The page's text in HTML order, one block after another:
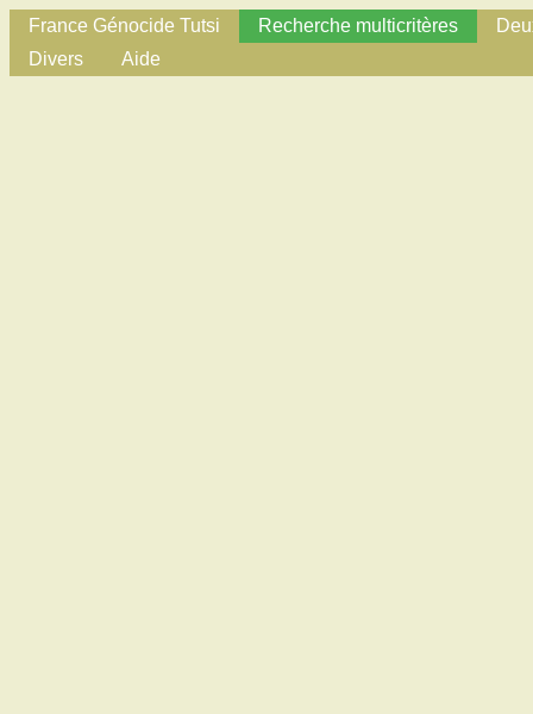
France Génocide Tutsi Recherche multicritères
Divers
Aide